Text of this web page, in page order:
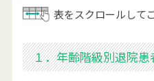
表をスクロールして
１．年齢階級別退院患